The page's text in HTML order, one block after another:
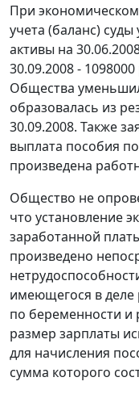
При экономическом
учета (баланс)
активы на
30.09.2008 -
Общества
образовалась из
30.09.2008. Также
выплата пособия
произведена
Общество не
что установление
заработанной
произведено
имеющегося в деле
по беременности и
размер зарплаты
для начисления
сумма которого